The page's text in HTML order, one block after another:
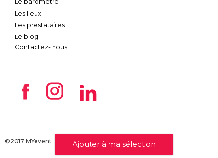
Les lieux
Les prestataires
Le blog
Contactez- nous
©2017 MYevent